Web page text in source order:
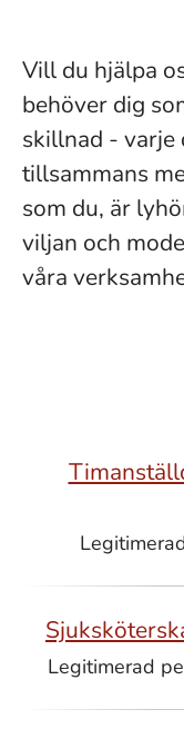
Vill du hjälpa
behöver dig
skillnad - varje
tillsammans
som du, är
viljan och
våra
Legitimerad